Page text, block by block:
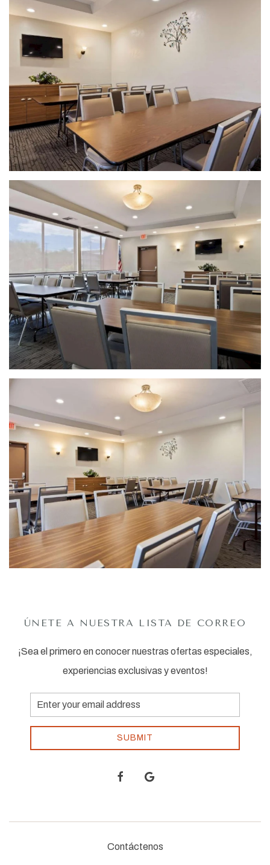
ÚNETE A NUESTRA LISTA DE CORREO
¡Sea el primero en conocer nuestras ofertas especiales,
experiencias exclusivas y eventos!
Email
Address
SUBMIT
facebookgoogle
Contáctenos